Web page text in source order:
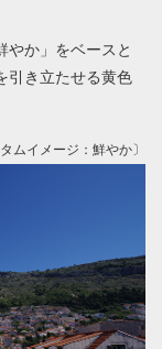
やか」をベースと
引き立たせる黄色
タムイメージ：鮮やか〕